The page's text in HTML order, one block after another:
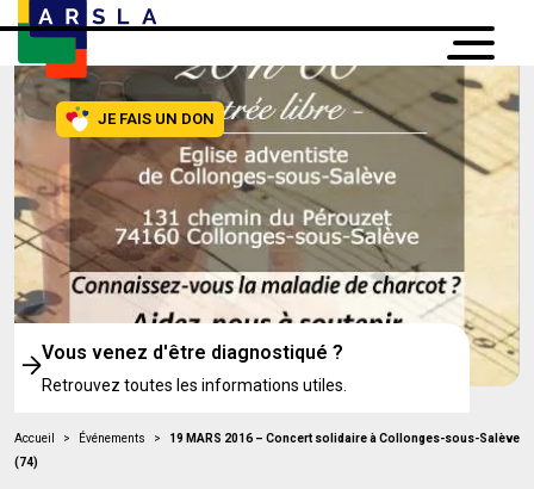
JE FAIS UN DON
Vous venez d'être diagnostiqué ?
Retrouvez toutes les informations utiles.
Accueil > Événements >
19 MARS 2016 – Concert solidaire à Collonges-sous-Salève
(74)